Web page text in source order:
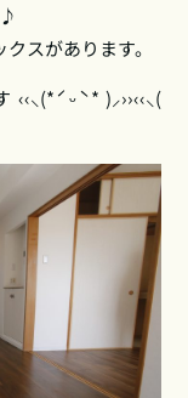
スがあります。
)⸝››‹‹⸜(